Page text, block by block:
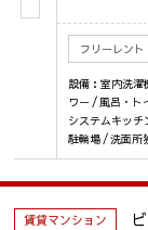
フリーレント
設備：室内洗
ワー / 風呂・
システムキッ
駐輪場 / 洗面所
賃貸マンション